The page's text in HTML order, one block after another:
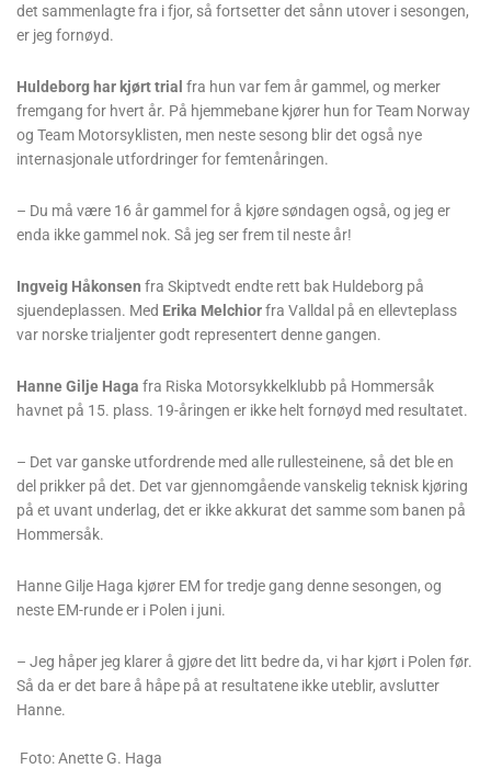
det sammenlagte fra i fjor, så fortsetter det sånn utover i sesongen,
er jeg fornøyd.
Huldeborg har kjørt trial fra hun var fem år gammel, og merker
fremgang for hvert år. På hjemmebane kjører hun for Team Norway
og Team Motorsyklisten, men neste sesong blir det også nye
internasjonale utfordringer for femtenåringen.
– Du må være 16 år gammel for å kjøre søndagen også, og jeg er
enda ikke gammel nok. Så jeg ser frem til neste år!
Ingveig Håkonsen fra Skiptvedt endte rett bak Huldeborg på
sjuendeplassen. Med Erika Melchiorfra Valldal på en ellevteplass
var norske trialjenter godt representert denne gangen.
Hanne Gilje Haga fra Riska Motorsykkelklubb på Hommersåk
havnet på 15. plass. 19-åringen er ikke helt fornøyd med resultatet.
– Det var ganske utfordrende med alle rullesteinene, så det ble en
del prikker på det. Det var gjennomgående vanskelig teknisk kjøring
på et uvant underlag, det er ikke akkurat det samme som banen på
Hommersåk.
Hanne Gilje Haga kjører EM for tredje gang denne sesongen, og
neste EM-runde er i Polen i juni.
– Jeg håper jeg klarer å gjøre det litt bedre da, vi har kjørt i Polen før.
Så da er det bare å håpe på at resultatene ikke uteblir, avslutter
Hanne.
Foto: Anette G. Haga